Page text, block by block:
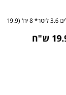
>> חול קריסטלי לחתולים 3.6 ליטר* 8 יח' (19.9
חול קריסטלי לחתולים 3.6 ליטר* 8 יח' (19.9 ש"ח